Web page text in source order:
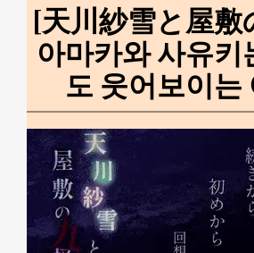
[天川紗雪と屋敷
아마카와 사유키
도 웃어보이는